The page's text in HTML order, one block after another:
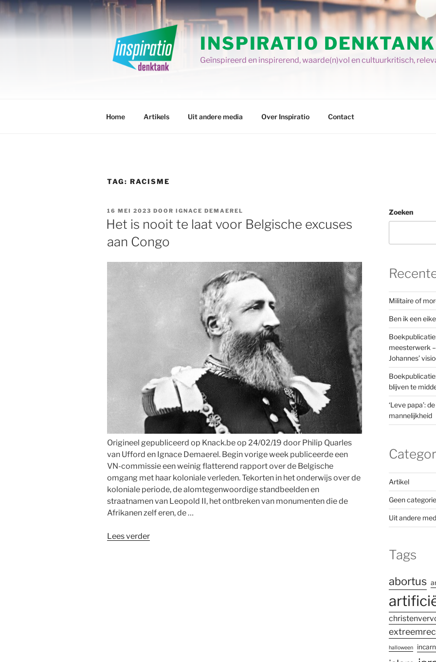
Spring
naar
de
INSPIRATIO DENKTANK
Geïnspireerd en inspirerend, waarde(n)vol en cultuurkritisch,
Home Artikels Uit andere media Over Inspiratio Contact
TAG: RACISME
GEPLAATST
OP
16 MEI 2023 DOOR IGNACE DEMAEREL
Het is nooit te laat voor Belgische excuses
aan Congo
Origineel gepubliceerd op Knack.be op 24/02/19 door Philip Quarles
van Ufford en Ignace Demaerel. Begin vorige week publiceerde een
VN-commissie een weinig flatterend rapport over de Belgische
omgang met haar koloniale verleden. Tekorten in het onderwijs over de
koloniale periode, de alomtegenwoordige standbeelden en
straatnamen van Leopold II, het ontbreken van monumenten die de
Afrikanen zelf eren, de …
Lees verder“Het
Zoeken
Militaire of
Ben ik een
meesterwerk
Johannes’
blijven te
‘Leve papa’:
mannelijkheid
Artikel
Geen categorie
Uit andere
Tags
abortus
halloween